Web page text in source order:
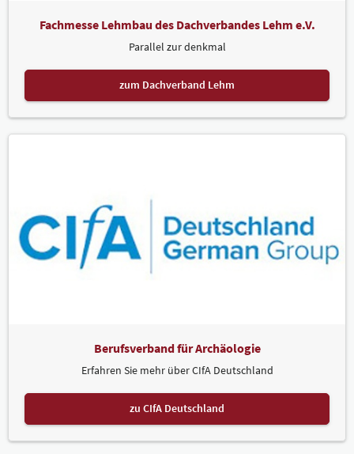
Fachmesse Lehmbau des Dachverbandes Lehm e.V.
Parallel zur denkmal
zum Dachverband Lehm
Berufsverband für Archäologie
Erfahren Sie mehr über CIfA Deutschland
zu CIfA Deutschland